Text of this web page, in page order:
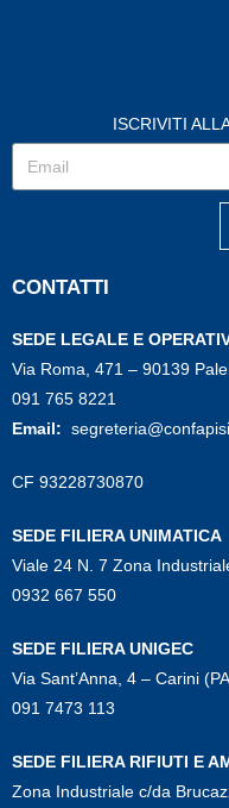
ISCRIVITI
CONTATTI
SEDE LEGALE E
Via Roma, 471 – 90139
091 765 8221
Email:
CF 93228730870
SEDE FILIERA UNIMATICA
Viale 24 N. 7 Zona
0932 667 550
SEDE FILIERA UNIGEC
Via Sant’Anna, 4 – Carini
091 7473 113
SEDE FILIERA RIFIUTI E
Zona Industriale c/da